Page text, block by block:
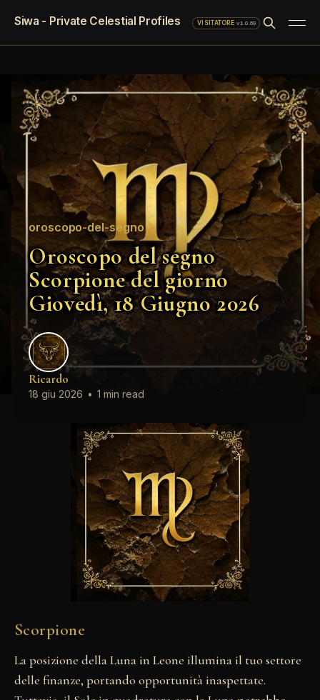
Siwa - Private Celestial Profiles VISITATORE·v1.0.69
oroscopo-del-segno
Oroscopo del segno
Scorpione del giorno
Giovedì, 18 Giugno 2026
Ricardo
18 giu 2026 • 1 min read
Scorpione
La posizione della Luna in Leone illumina il tuo settore
delle finanze, portando opportunità inaspettate.